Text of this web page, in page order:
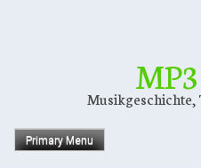
Primary Menu